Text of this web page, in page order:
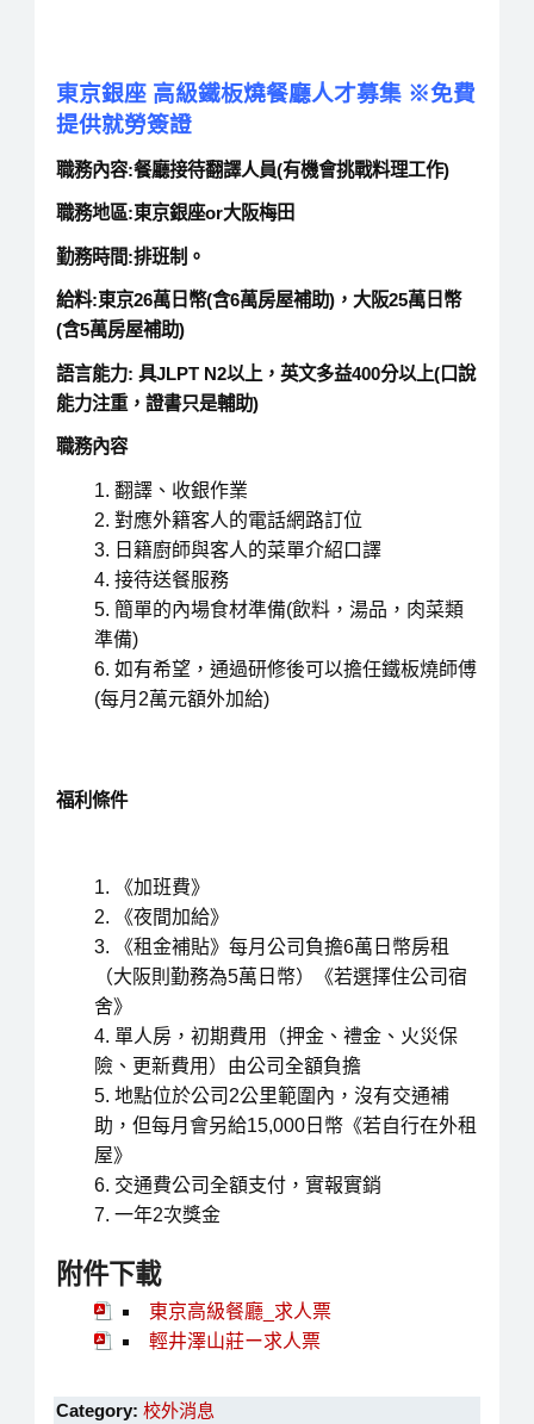
東京銀座 高級鐵板燒餐廳人才募集※免費
提供就勞簽證
職務內容:餐廳接待翻譯人員(有機會挑戰料理工作)
職務地區:東京銀座or大阪梅田
勤務時間:排班制。
給料:東京26萬日幣(含6萬房屋補助)，大阪25萬日幣
(含5萬房屋補助)
語言能力: 具JLPT N2以上，英文多益400分以上(口說
能力注重，證書只是輔助)
職務內容
翻譯、收銀作業
對應外籍客人的電話網路訂位
日籍廚師與客人的菜單介紹口譯
接待送餐服務
簡單的內場食材準備(飲料，湯品，肉菜類
準備)
如有希望，通過研修後可以擔任鐵板燒師傅
(每月2萬元額外加給)
福利條件
《加班費》
《夜間加給》
《租金補貼》每月公司負擔6萬日幣房租
（大阪則勤務為5萬日幣）《若選擇住公司宿
舍》
單人房，初期費用（押金、禮金、火災保
險、更新費用）由公司全額負擔
地點位於公司2公里範圍內，沒有交通補
助，但每月會另給15,000日幣《若自行在外租
屋》
交通費公司全額支付，實報實銷
一年2次獎金
附件下載
東京高級餐廳_求人票
輕井澤山莊ー求人票
Category: 校外消息